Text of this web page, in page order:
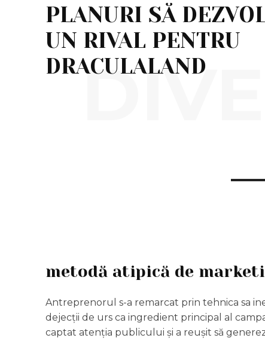
PLANURI SĂ
UN RIVAL PENTRU
DRACULALAND
metodă atipică de
Antreprenorul s-a remarcat prin tehnica sa
dejecții de urs ca ingredient principal al
captat atenția publicului și a reușit să